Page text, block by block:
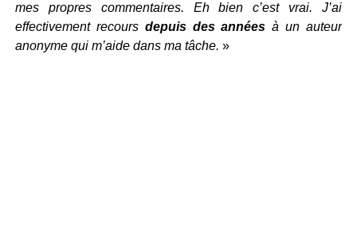
mes propres commentaires. Eh bien c’est vrai. J’ai
effectivement recours depuis des années à un auteur
anonyme qui m’aide dans ma tâche. »